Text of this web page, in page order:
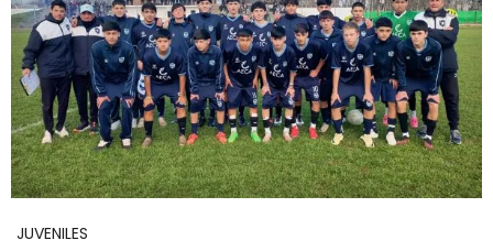
JUVENILES